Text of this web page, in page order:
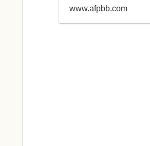
www.afpbb.com